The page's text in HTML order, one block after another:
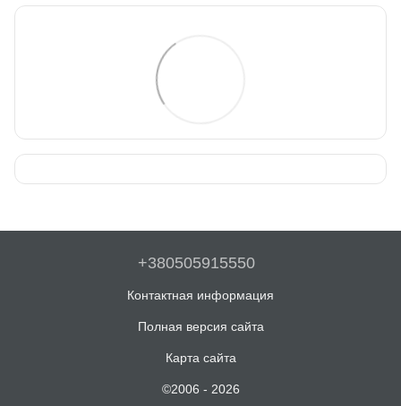
+380505915550
Контактная информация
Полная версия сайта
Карта сайта
©2006 - 2026